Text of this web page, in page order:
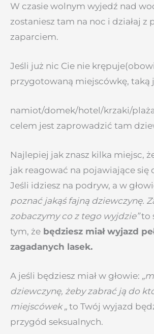
W czasie wolnym wyjedź nad
zostaniesz tam na noc i działaj z
zaparciem.
Jeśli już nic Cie nie
przygotowaną miejscówkę, taką
namiot/domek/hotel/krzaki/
celem jest zaprowadzić tam
Najlepiej jak znasz kilka miejsc,
jak reagować na pojawiające się
Jeśli idziesz na podryw, a w
poznać jakąś fajną dziewczynę.
zobaczymy co z tego wyjdzie”to
tym, że będziesz miał wyjazd
zagadanych lasek.
A jeśli będziesz miał w głowie:
dziewczynę, żeby zabrać ją do
miejscówek „ to Twój wyjazd
przygód seksualnych.